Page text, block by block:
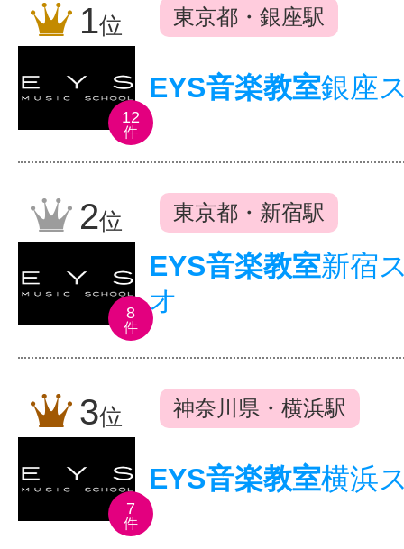
1位 東京都・銀座駅
12
件
EYS音楽教室銀座
2位 東京都・新宿駅
8
件
EYS音楽教室新宿
オ
3位 神奈川県・横浜駅
7
件
EYS音楽教室横浜